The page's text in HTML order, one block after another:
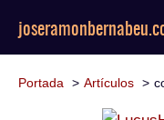
Portada Artículos